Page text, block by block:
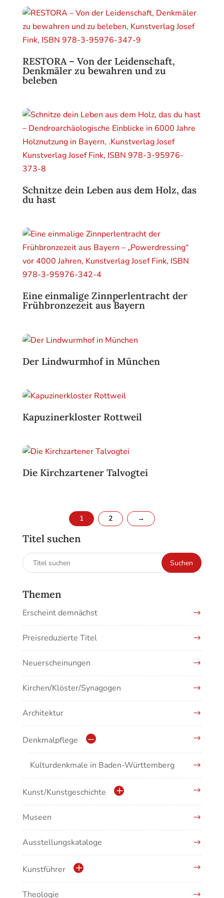
RESTORA – Von der Leidenschaft,
Denkmäler zu bewahren und zu
beleben
Schnitze dein Leben aus dem Holz, das
du hast
Eine einmalige Zinnperlentracht der
Frühbronzezeit aus Bayern
Der Lindwurmhof in München
Kapuzinerkloster Rottweil
Die Kirchzartener Talvogtei
1 2 →
Titel suchen
Suchen
nach:
Suchen
Themen
Erscheint demnächst
Preisreduzierte Titel
Neuerscheinungen
Kirchen/Klöster/Synagogen
Architektur
Denkmalpflege
Kulturdenkmale in Baden-Württemberg
Kunst/Kunstgeschichte
Antike/Mittelalter
Renaissance/Barock/19. Jahrhundert
Moderne/Gegenwartskunst
Übergreifende Darstellungen
Museen
Ausstellungskataloge
Kunstführer
Abonnement Kunstführer
Theologie